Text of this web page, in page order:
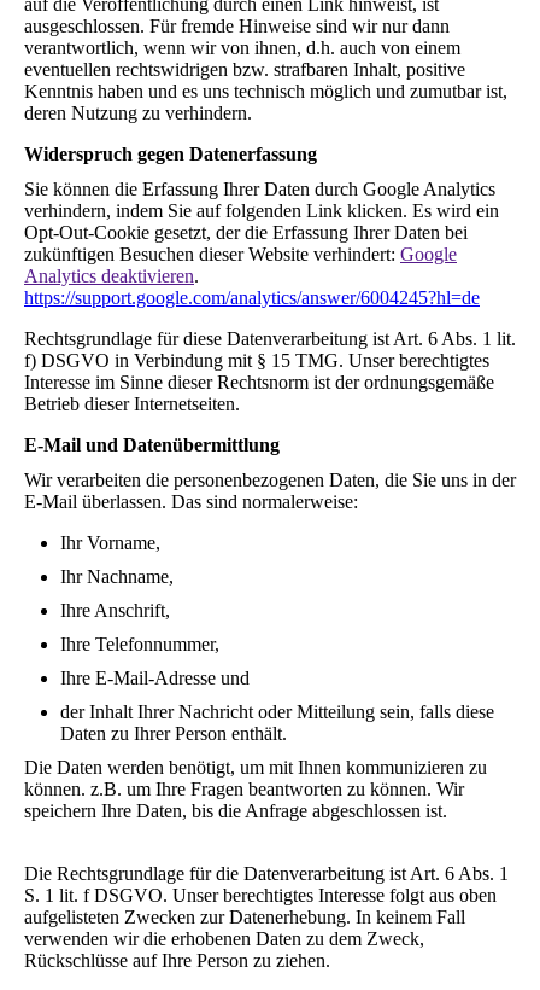
ausgeschlossen. Für fremde Hinweise sind wir nur dann
verantwortlich, wenn wir von ihnen, d.h. auch von einem
eventuellen rechtswidrigen bzw. strafbaren Inhalt, positive
Kenntnis haben und es uns technisch möglich und zumutbar ist,
deren Nutzung zu verhindern.
Widerspruch gegen Datenerfassung
Sie können die Erfassung Ihrer Daten durch Google Analytics
verhindern, indem Sie auf folgenden Link klicken. Es wird ein
Opt-Out-Cookie gesetzt, der die Erfassung Ihrer Daten bei
zukünftigen Besuchen dieser Website verhindert: Google
Analytics deaktivieren.
https://support.google.com/analytics/answer/6004245?hl=de
Rechtsgrundlage für diese Datenverarbeitung ist Art. 6 Abs. 1 lit.
f) DSGVO in Verbindung mit § 15 TMG. Unser berechtigtes
Interesse im Sinne dieser Rechtsnorm ist der ordnungsgemäße
Betrieb dieser Internetseiten.
E-Mail und Datenübermittlung
Wir verarbeiten die personenbezogenen Daten, die Sie uns in der
E-Mail überlassen. Das sind normalerweise:
Ihr Vorname,
Ihr Nachname,
Ihre Anschrift,
Ihre Telefonnummer,
Ihre E-Mail-Adresse und
der Inhalt Ihrer Nachricht oder Mitteilung sein, falls diese
Daten zu Ihrer Person enthält.
Die Daten werden benötigt, um mit Ihnen kommunizieren zu
können. z.B. um Ihre Fragen beantworten zu können. Wir
speichern Ihre Daten, bis die Anfrage abgeschlossen ist.
Die Rechtsgrundlage für die Datenverarbeitung ist Art. 6 Abs. 1
S. 1 lit. f DSGVO. Unser berechtigtes Interesse folgt aus oben
aufgelisteten Zwecken zur Datenerhebung. In keinem Fall
verwenden wir die erhobenen Daten zu dem Zweck,
Rückschlüsse auf Ihre Person zu ziehen.